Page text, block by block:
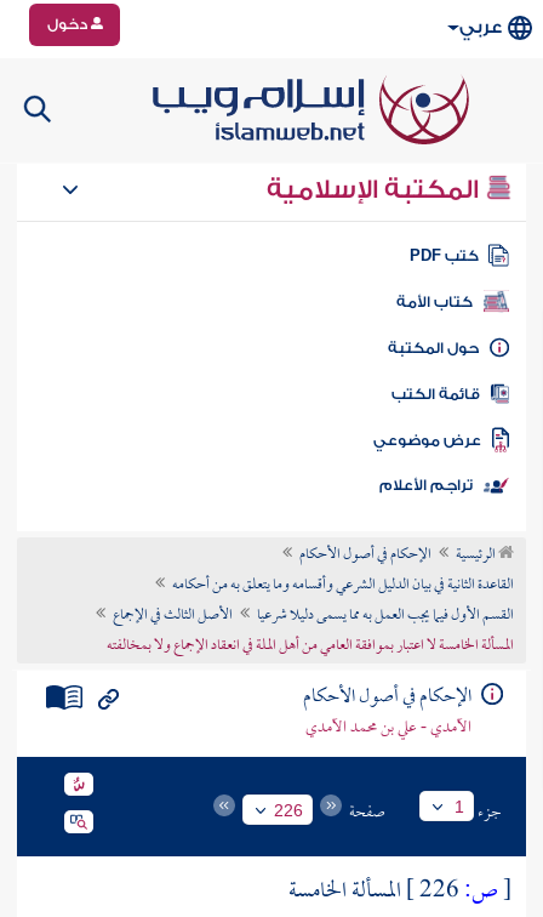
عربي دخول
المكتبة الإسلامية
كتب PDF
كتاب الأمة
المكتبة
الكتب
موضوعي
تراجم الأعلام
الرئيسية
الإحكام في أصول الأحكام
القاعدة الثانية في بيان الدليل الشرعي وأقسامه وما يتعلق به من أحكامه
القسم الأول فيما يجب العمل به مما يسمى دليلا شرعيا
الأصل الثالث في الإجماع
المسألة الخامسة لا اعتبار بموافقة العامي من أهل الملة في انعقاد الإجماع ولا بمخالفته
الإحكام في أصول الأحكام
الآمدي - علي بن محمد الآمدي
جزء 1 صفحة 226
[ص:
المسألة الخامسة